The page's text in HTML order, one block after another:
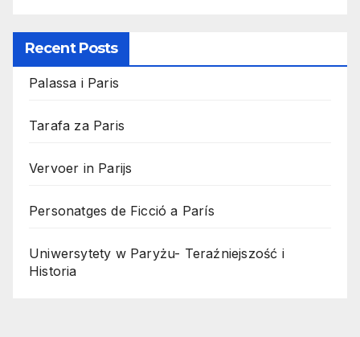
Recent Posts
Palassa i Paris
Tarafa za Paris
Vervoer in Parijs
Personatges de Ficció a París
Uniwersytety w Paryżu- Teraźniejszość i
Historia